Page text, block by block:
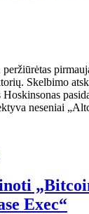
Skelbimo
Hoskinsonas
neseniai
Exec“